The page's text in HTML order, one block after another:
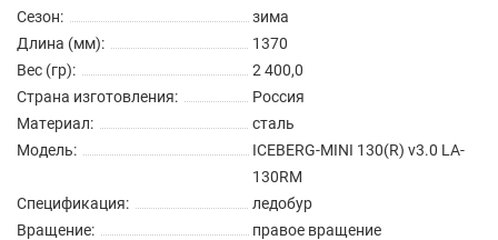
Сезон:
зима
Длина (мм):
1370
Вес (гр):
2 400,0
Страна изготовления:
Россия
Материал:
сталь
Модель:
ICEBERG-MINI 130(R) v3.0 LA-
130RM
Спецификация:
ледобур
Вращение:
правое вращение